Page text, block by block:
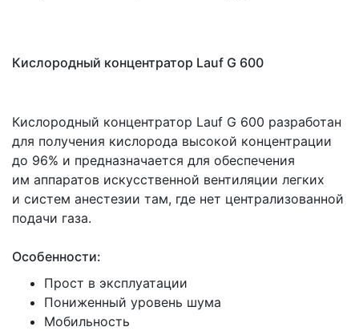
Кислородный концентратор Lauf G 600
Кислородный концентратор Lauf G 600 разработан
для получения кислорода высокой концентрации
до 96% и предназначается для обеспечения
им аппаратов искусственной вентиляции легких
и систем анестезии там, где нет централизованной
подачи газа.
Особенности:
Прост в эксплуатации
Пониженный уровень шума
Мобильность